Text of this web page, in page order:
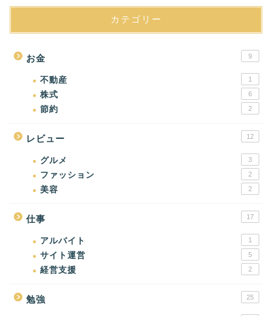
カテゴリー
お金 9
不動産 1
株式 6
節約 2
レビュー 12
グルメ 3
ファッション 2
美容 2
仕事 17
アルバイト 1
サイト運営 5
経営支援 2
勉強 25